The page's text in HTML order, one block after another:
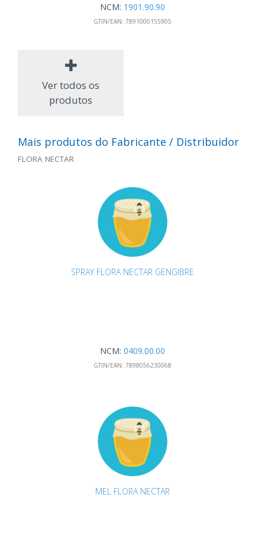
NCM: 1901.90.90
GTIN/EAN: 7891000155905
Ver todos os
produtos
Mais produtos do Fabricante / Distribuidor
FLORA NECTAR
SPRAY FLORA NECTAR GENGIBRE
NCM: 0409.00.00
GTIN/EAN: 7898056230068
MEL FLORA NECTAR